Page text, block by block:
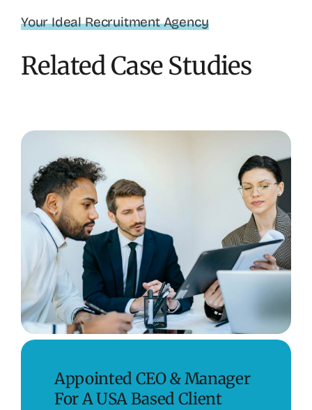
Your Ideal Recruitment Agency
Related Case Studies
Appointed CEO & Manager
For A USA Based Client